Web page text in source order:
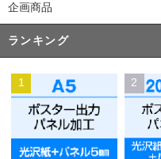
企画商品
ランキング
1 2